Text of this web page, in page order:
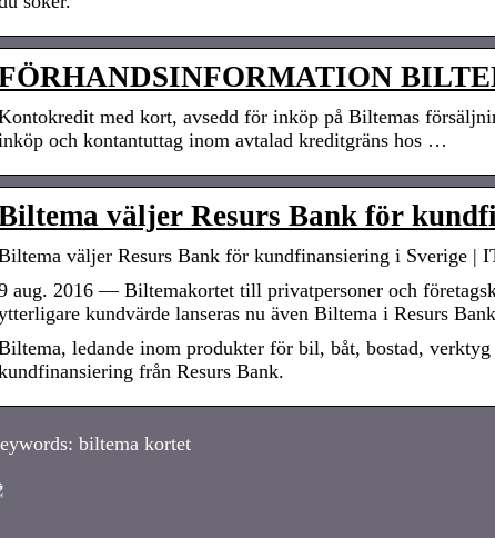
med kort, avsedd för inköp på Biltemas
och kontantuttag inom avtalad kreditgräns hos …
väljer Resurs Bank för
väljer Resurs Bank för kundfinansiering i Sverige |
aug. 2016 — Biltemakortet till privatpersoner och
kundvärde lanseras nu även Biltema i Resurs
ledande inom produkter för bil, båt, bostad,
från Resurs Bank.
biltema kortet